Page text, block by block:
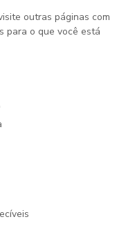
outras páginas com
para o que você está